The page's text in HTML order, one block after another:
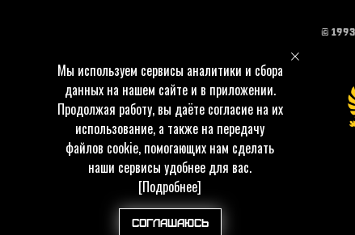
Мы используем сервисы аналитики и сбора
данных на нашем сайте и в приложении.
Продолжая работу, вы даёте согласие на их
использование, а также на передачу
файлов cookie, помогающих нам сделать
наши сервисы удобнее для вас.
[Подробнее]
Соглашаюсь
©